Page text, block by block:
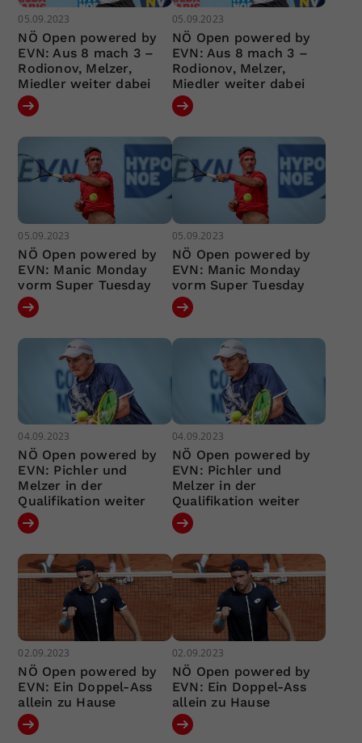
05.09.2023
NÖ Open powered by
EVN: Aus 8 mach 3 –
Rodionov, Melzer,
Miedler weiter dabei
05.09.2023
NÖ Open powered by
EVN: Aus 8 mach 3 –
Rodionov, Melzer,
Miedler weiter dabei
05.09.2023
NÖ Open powered by
EVN: Manic Monday
vorm Super Tuesday
05.09.2023
NÖ Open powered by
EVN: Manic Monday
vorm Super Tuesday
04.09.2023
NÖ Open powered by
EVN: Pichler und
Melzer in der
Qualifikation weiter
04.09.2023
NÖ Open powered by
EVN: Pichler und
Melzer in der
Qualifikation weiter
02.09.2023
NÖ Open powered by
EVN: Ein Doppel-Ass
allein zu Hause
02.09.2023
NÖ Open powered by
EVN: Ein Doppel-Ass
allein zu Hause